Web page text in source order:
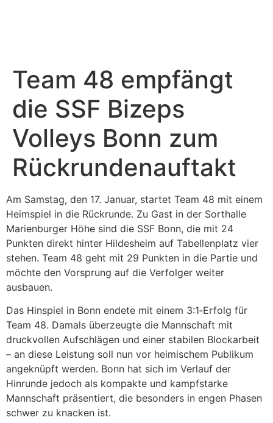
Team 48 empfängt
die SSF Bizeps
Volleys Bonn zum
Rückrundenauftakt
Am Samstag, den 17. Januar, startet Team 48 mit einem
Heimspiel in die Rückrunde. Zu Gast in der Sorthalle
Marienburger Höhe sind die SSF Bonn, die mit 24
Punkten direkt hinter Hildesheim auf Tabellenplatz vier
stehen. Team 48 geht mit 29 Punkten in die Partie und
möchte den Vorsprung auf die Verfolger weiter
ausbauen.
Das Hinspiel in Bonn endete mit einem 3:1‑Erfolg für
Team 48. Damals überzeugte die Mannschaft mit
druckvollen Aufschlägen und einer stabilen Blockarbeit
– an diese Leistung soll nun vor heimischem Publikum
angeknüpft werden. Bonn hat sich im Verlauf der
Hinrunde jedoch als kompakte und kampfstarke
Mannschaft präsentiert, die besonders in engen Phasen
schwer zu knacken ist.